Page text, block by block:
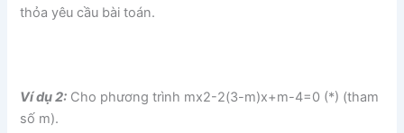
thỏa yêu cầu bài toán.
Ví dụ 2: Cho phương trình mx2-2(3-m)x+m-4=0 (*) (tham
số m).